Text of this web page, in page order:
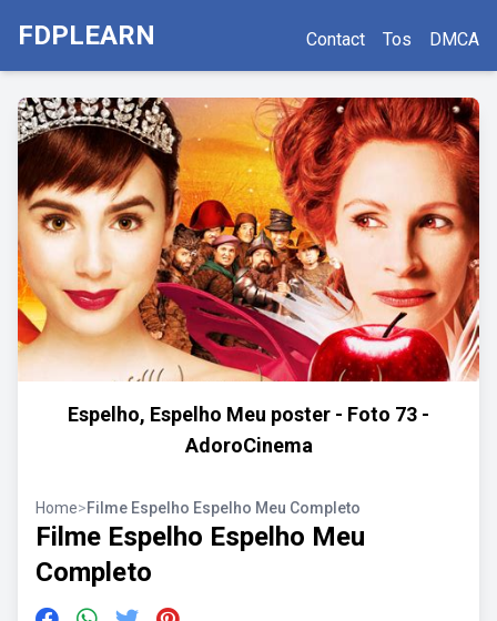
FDPLEARN Contact Tos DMCA
Espelho, Espelho Meu poster - Foto 73 -
AdoroCinema
Home>Filme Espelho Espelho Meu Completo
Filme Espelho Espelho Meu
Completo